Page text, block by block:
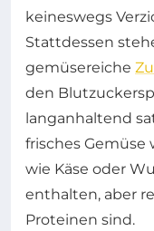
keineswegs
Stattdessen
gemüsereiche
den
langanhaltend
frisches Gemüse
wie Käse oder
enthalten, aber
Proteinen sind.